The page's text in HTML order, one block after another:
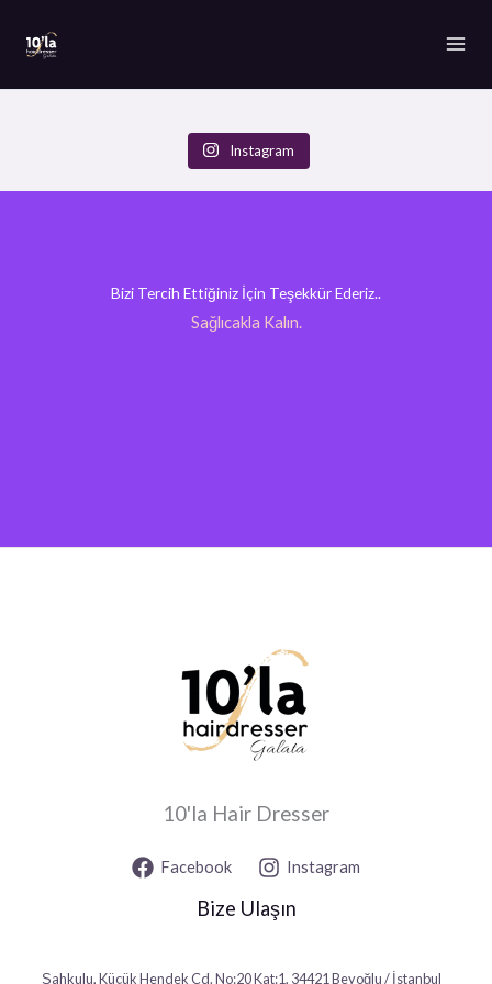
Instagram
Bizi Tercih Ettiğiniz İçin Teşekkür Ederiz..
Sağlıcakla Kalın.
10'la Hair Dresser
Facebook Instagram
Bize Ulaşın
Şahkulu, Küçük Hendek Cd. No:20 Kat:1, 34421 Beyoğlu / İstanbul